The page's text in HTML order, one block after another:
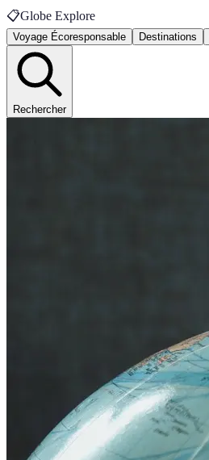
📋Globe Explore
Voyage Écoresponsable Destinations
Rechercher